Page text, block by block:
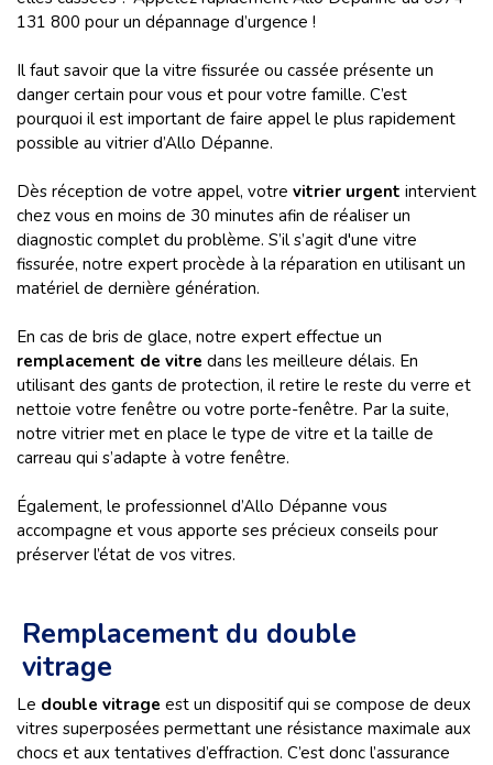
131 800 pour un dépannage d’urgence !
Il faut savoir que la vitre fissurée ou cassée présente un
danger certain pour vous et pour votre famille. C’est
pourquoi il est important de faire appel le plus rapidement
possible au vitrier d’Allo Dépanne.
Dès réception de votre appel, votre vitrier urgent intervient
chez vous en moins de 30 minutes afin de réaliser un
diagnostic complet du problème. S’il s’agit d'une vitre
fissurée, notre expert procède à la réparation en utilisant un
matériel de dernière génération.
En cas de bris de glace, notre expert effectue un
remplacement de vitre dans les meilleure délais. En
utilisant des gants de protection, il retire le reste du verre et
nettoie votre fenêtre ou votre porte-fenêtre. Par la suite,
notre vitrier met en place le type de vitre et la taille de
carreau qui s’adapte à votre fenêtre.
Également, le professionnel d’Allo Dépanne vous
accompagne et vous apporte ses précieux conseils pour
préserver l’état de vos vitres.
Remplacement du double
vitrage
Le double vitrage est un dispositif qui se compose de deux
vitres superposées permettant une résistance maximale aux
chocs et aux tentatives d’effraction. C’est donc l’assurance